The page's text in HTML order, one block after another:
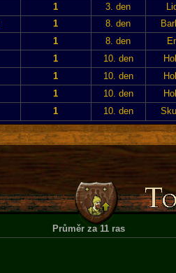
1 3. den
1 8. den
1 8. den
1 10. den
1 10. den
1 10. den
1 10. den
Průměr za 11 ras